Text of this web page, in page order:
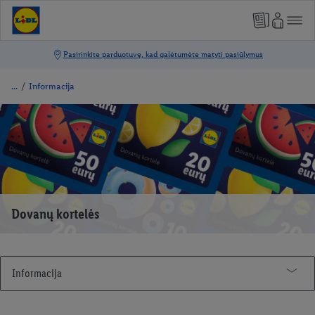
/ Informacija
Dovanų kortelės
Informacija